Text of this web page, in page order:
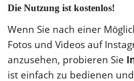
Die Nutzung ist kostenlos!
Wenn Sie nach einer
Fotos und Videos auf
anzusehen, probieren Sie
ist einfach zu bedienen